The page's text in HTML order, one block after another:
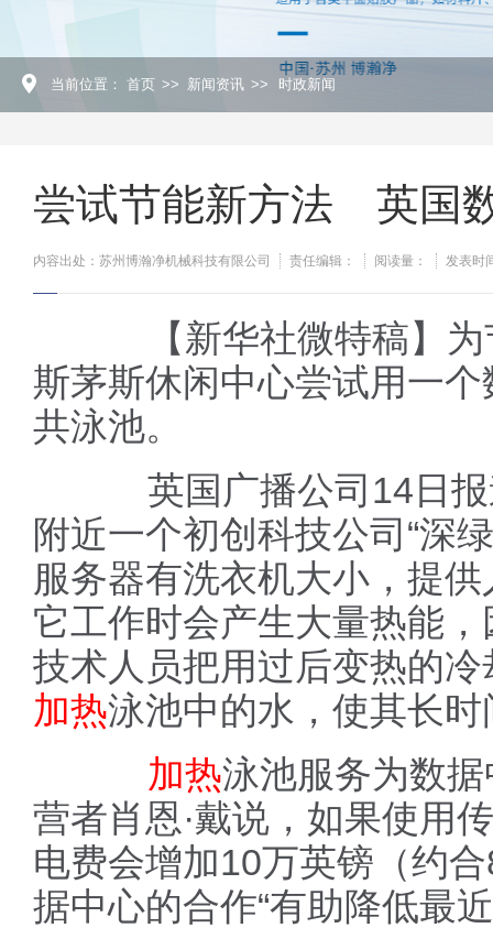
当前位置： 首页 >> 新闻资讯 >> 时政新闻
尝试节能新方法 英国
内容出处：苏州博瀚净机械科技有限公司 责任编辑： 阅读量： 发表时
【新华社微特稿】为
斯茅斯休闲中心尝试用一
共泳池。
英国广播公司14日报
附近一个初创科技公司“深
服务器有洗衣机大小，提
它工作时会产生大量热能
技术人员把用过后变热的
加热泳池中的水，使其长
加热泳池服务为数
营者肖恩·戴说，如果使用
电费会增加10万英镑（约
据中心的合作“有助降低最